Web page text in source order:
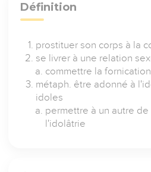
Définition
prostituer son corps à la
se livrer à une relation
commettre la fornication
métaph. être adonné à
idoles
permettre à un autre
l'idolâtrie